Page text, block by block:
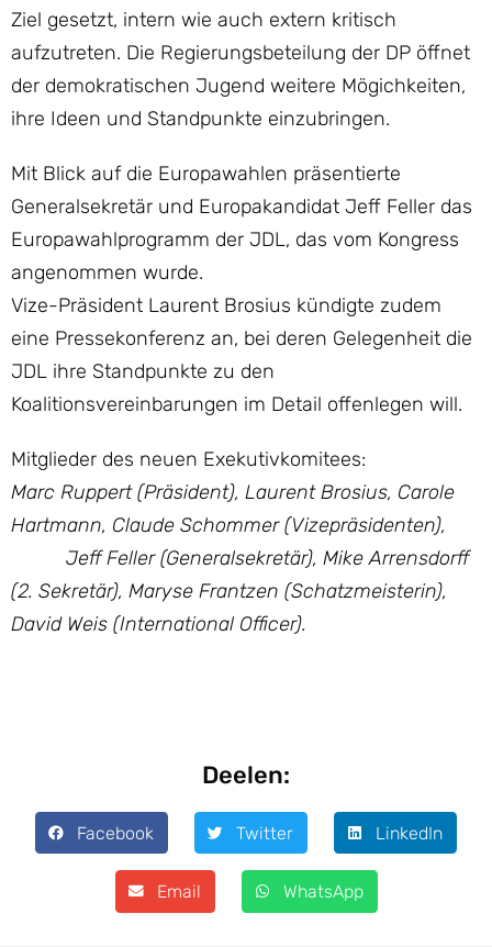
Ziel gesetzt, intern wie auch extern kritisch
aufzutreten. Die Regierungsbeteilung der DP öffnet
der demokratischen Jugend weitere Mögichkeiten,
ihre Ideen und Standpunkte einzubringen.
Mit Blick auf die Europawahlen präsentierte
Generalsekretär und Europakandidat Jeff Feller das
Europawahlprogramm der JDL, das vom Kongress
angenommen wurde.
Vize-Präsident Laurent Brosius kündigte zudem
eine Pressekonferenz an, bei deren Gelegenheit die
JDL ihre Standpunkte zu den
Koalitionsvereinbarungen im Detail offenlegen will.
Mitglieder des neuen Exekutivkomitees:
Marc Ruppert (Präsident), Laurent Brosius, Carole
Hartmann, Claude Schommer (Vizepräsidenten),
Jeff Feller (Generalsekretär), Mike Arrensdorff
(2. Sekretär), Maryse Frantzen (Schatzmeisterin),
David Weis (International Officer).
Deelen:
Facebook Twitter LinkedIn
Email WhatsApp